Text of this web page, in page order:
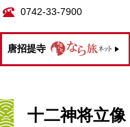
0742-33-7900
唐招提寺
十二神将立像